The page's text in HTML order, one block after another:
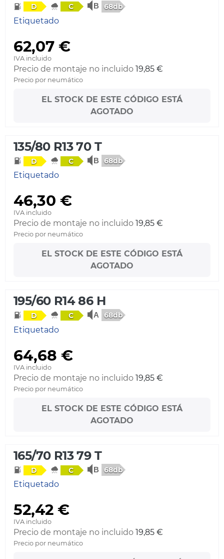
D C 68db
Etiquetado
62,07 €
IVA incluido
Precio de montaje no incluido 19,85 €
Precio por neumático
EL STOCK DE ESTE CÓDIGO ESTÁ
AGOTADO
135/80 R13 70 T
D C 68db
Etiquetado
46,30 €
IVA incluido
Precio de montaje no incluido 19,85 €
Precio por neumático
EL STOCK DE ESTE CÓDIGO ESTÁ
AGOTADO
195/60 R14 86 H
D C 68db
Etiquetado
64,68 €
IVA incluido
Precio de montaje no incluido 19,85 €
Precio por neumático
EL STOCK DE ESTE CÓDIGO ESTÁ
AGOTADO
165/70 R13 79 T
D C 68db
Etiquetado
52,42 €
IVA incluido
Precio de montaje no incluido 19,85 €
Precio por neumático